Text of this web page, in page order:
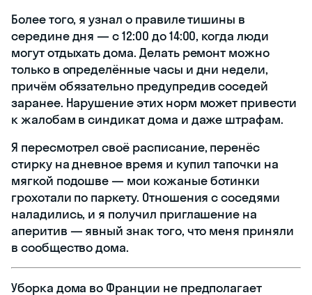
Более того, я узнал о правиле тишины в
середине дня — с 12:00 до 14:00, когда люди
могут отдыхать дома. Делать ремонт можно
только в определённые часы и дни недели,
причём обязательно предупредив соседей
заранее. Нарушение этих норм может привести
к жалобам в синдикат дома и даже штрафам.
Я пересмотрел своё расписание, перенёс
стирку на дневное время и купил тапочки на
мягкой подошве — мои кожаные ботинки
грохотали по паркету. Отношения с соседями
наладились, и я получил приглашение на
аперитив — явный знак того, что меня приняли
в сообщество дома.
Уборка дома во Франции не предполагает